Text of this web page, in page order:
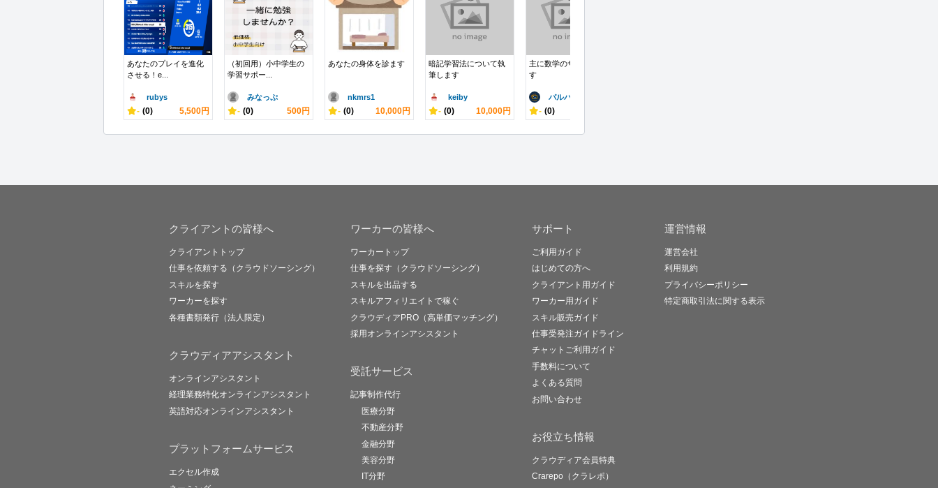
あなたのプレイを進化
させる！e...
rubys
- (0) 5,500円
（初回用）小中学生の
学習サポー...
みなっぷ
- (0) 500円
あなたの身体を診ます
nkmrs1
- (0) 10,000円
暗記学習法について執
筆します
keiby
- (0) 10,000円
主に数学のサポートま
す
バルバリシア
- (0)
クライアントの皆様へ
クライアントトップ
仕事を依頼する（クラウドソーシング）
スキルを探す
ワーカーを探す
各種書類発行（法人限定）
クラウディアアシスタント
オンラインアシスタント
経理業務特化オンラインアシスタント
英語対応オンラインアシスタント
プラットフォームサービス
エクセル作成
ワーカーの皆様へ
ワーカートップ
仕事を探す（クラウドソーシング）
スキルを出品する
スキルアフィリエイトで稼ぐ
クラウディアPRO（高単価マッチング）
採用オンラインアシスタント
受託サービス
記事制作代行
医療分野
不動産分野
金融分野
美容分野
IT分野
サポート
ご利用ガイド
はじめての方へ
クライアント用ガイド
ワーカー用ガイド
スキル販売ガイド
仕事受発注ガイドライン
チャットご利用ガイド
手数料について
よくある質問
お問い合わせ
お役立ち情報
クラウディア会員特典
Crarepo（クラレポ）
運営情報
運営会社
利用規約
プライバシーポリシー
特定商取引法に関する表示